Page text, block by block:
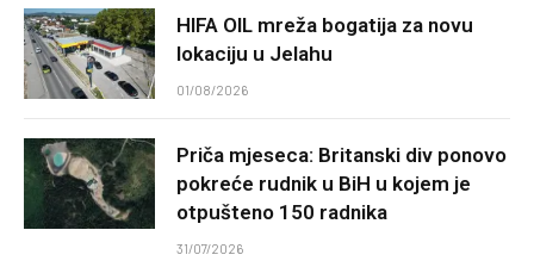
HIFA OIL mreža bogatija za novu
lokaciju u Jelahu
01/08/2026
Priča mjeseca: Britanski div ponovo
pokreće rudnik u BiH u kojem je
otpušteno 150 radnika
31/07/2026